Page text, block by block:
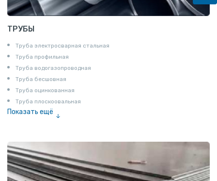
ТРУБЫ
Труба электросварная стальная
Труба профильная
Труба водогазопроводная
Труба бесшовная
Труба оцинкованная
Труба плоскоовальная
Показать ещё